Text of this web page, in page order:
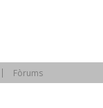
Fòrums